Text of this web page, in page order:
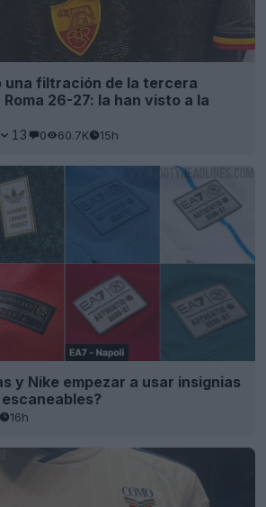
una filtración de la tercera
26-27: la han visto a la
13 0 60.7K 15h
y Nike empezar a usar insignias
16h